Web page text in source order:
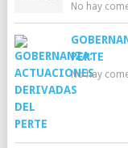
No hay
PERTE
No hay